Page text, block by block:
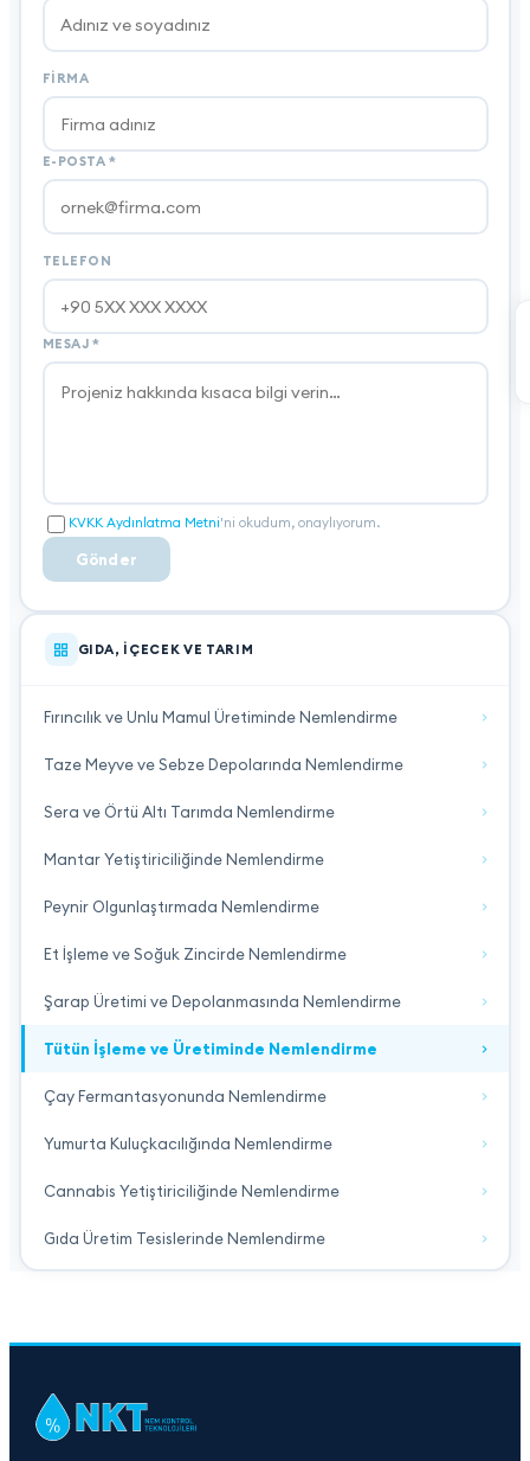
FIRMA
E-POSTA *
TELEFON
MESAJ *
KVKK Aydınlatma Metni'ni okudum, onaylıyorum.
Gönder
GIDA, İÇECEK VE TARIM
Fırıncılık ve Unlu Mamul Üretiminde Nemlendirme
Taze Meyve ve Sebze Depolarında Nemlendirme
Sera ve Örtü Altı Tarımda Nemlendirme
Mantar Yetiştiriciliğinde Nemlendirme
Peynir Olgunlaştırmada Nemlendirme
Et İşleme ve Soğuk Zincirde Nemlendirme
Şarap Üretimi ve Depolanmasında Nemlendirme
Tütün İşleme ve Üretiminde Nemlendirme
Çay Fermantasyonunda Nemlendirme
Yumurta Kuluçkacılığında Nemlendirme
Cannabis Yetiştiriciliğinde Nemlendirme
Gıda Üretim Tesislerinde Nemlendirme